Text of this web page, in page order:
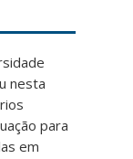
nesta
para
em